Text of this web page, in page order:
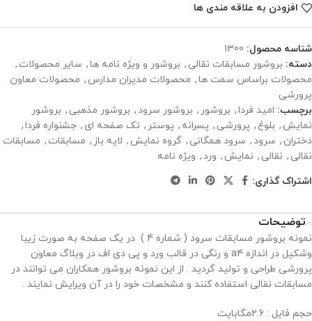
افزودن به علاقه مندی ها
شناسه محصول: 1300
دسته: بروشور مسابقات نقالی , بروشور و ویژه نامه ها, سایر محصولات ,
محصولات براساس سمت ها, محصولات مدیران مدارس , محصولات معاون
پرورشی
برچسب: امید فردا, بروشور , بروشور سرود , بروشور مذهبی , بروشور
نمایش , بلوغ , پرورشی , پسرانه , پوستر , تک صفحه ای , جشنواره فردا,
دختران , سرود , سرود همگانی , گروه نمایش , لایه باز , مسابقات , مسابقات
نقالی , نقالی , نمایش , ورد , ویژه نامه
اشتراک گذاری:
توضیحات
نمونه بروشور مسابقات سرود ( شماره 4 ) در یک صفحه به صورت زیبا
وشکیل در اندازه a4 و رنگی در قالب ورد و پی دی اف در وبلاگ معاون
پرورشی طراحی و تولید گردید . از این نمونه بروشور همکاران می توانند در
مسابقات نقالی استفاده کنند و مشخصات خود را در آن ویرایش نمایند .
حجم فایل : 2.6مگابایت